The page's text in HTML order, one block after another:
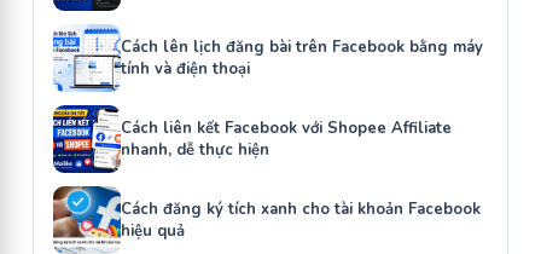
Cách lên lịch đăng bài trên Facebook bằng máy
tính và điện thoại
Cách liên kết Facebook với Shopee Affiliate
nhanh, dễ thực hiện
Cách đăng ký tích xanh cho tài khoản Facebook
hiệu quả